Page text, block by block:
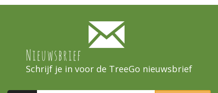
Nieuwsbrief
Schrijf je in voor de TreeGo nieuwsbrief